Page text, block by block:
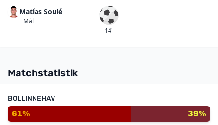
Matías Soulé
Mål Mål
14'
Matchstatistik
BOLLINNEHAV
61%
39%